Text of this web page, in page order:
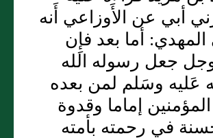
أبي عن الأَوزاعي أَنه
أما بعد فإِن
جعل رسوله الله
عَليه وسَلم لمن بعده
إماما وقدوة
في رحمته بأمته